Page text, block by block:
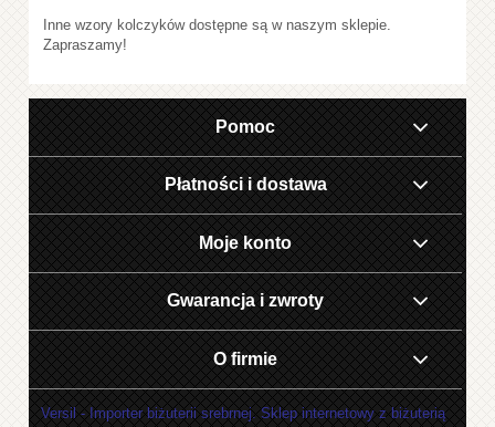
Inne wzory kolczyków dostępne są w naszym sklepie.
Zapraszamy!
Pomoc
Płatności i dostawa
Moje konto
Gwarancja i zwroty
O firmie
Versil - Importer biżuterii srebrnej. Sklep internetowy z biżuterią